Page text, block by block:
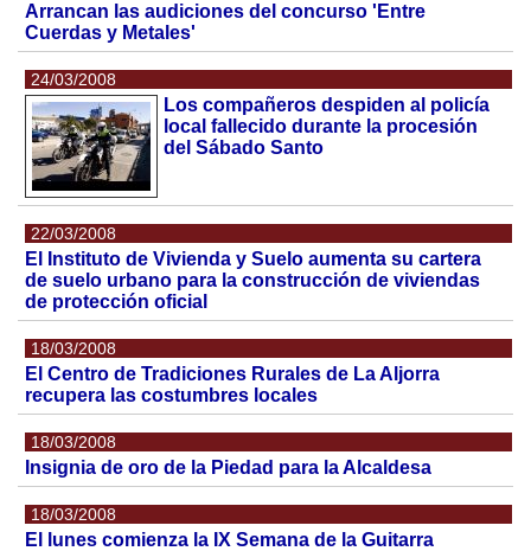
Arrancan las audiciones del concurso 'Entre
Cuerdas y Metales'
24/03/2008
Los compañeros despiden al policía
local fallecido durante la procesión
del Sábado Santo
22/03/2008
El Instituto de Vivienda y Suelo aumenta su cartera
de suelo urbano para la construcción de viviendas
de protección oficial
18/03/2008
El Centro de Tradiciones Rurales de La Aljorra
recupera las costumbres locales
18/03/2008
Insignia de oro de la Piedad para la Alcaldesa
18/03/2008
El lunes comienza la IX Semana de la Guitarra